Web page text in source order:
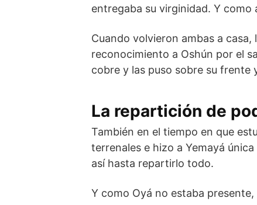
entregaba su virginidad. Y como
Cuando volvieron ambas a
reconocimiento a Oshún por el
cobre y las puso sobre su frente
La repartición de
También en el tiempo en que
terrenales e hizo a Yemayá
así hasta repartirlo todo.
Y como Oyá no estaba presente,